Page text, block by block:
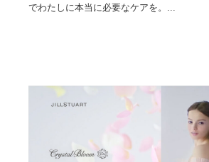
でわたしに本当に必要なケアを。...